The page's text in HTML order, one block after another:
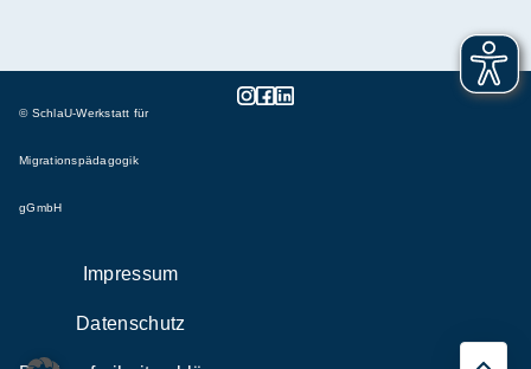
© SchlaU-Werkstatt für
Migrationspädagogik
gGmbH
Impressum
Datenschutz